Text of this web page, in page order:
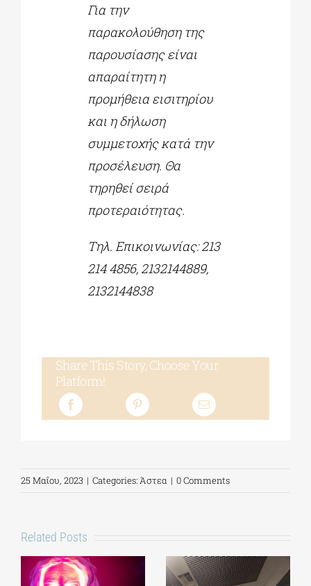
Για την
παρακολούθηση της
παρουσίασης είναι
απαραίτητη η
προμήθεια εισιτηρίου
και η δήλωση
συμμετοχής κατά την
προσέλευση. Θα
τηρηθεί σειρά
προτεραιότητας.
Τηλ. Επικοινωνίας: 213
214 4856, 2132144889,
2132144838
Share This Story, Choose Your
Platform!
25 Μαΐου, 2023 | Categories:Άστεα | 0 Comments
Related Posts